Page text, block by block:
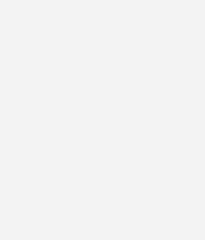
bin ich damit einverstanden, über
Angebote
und eine Abmeldung ist
zum Umgang mit Daten finden Sie